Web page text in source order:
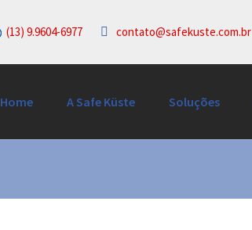
(13) 9.9604-6977 contato@safekuste.com.br
Home A Safe Küste Soluções